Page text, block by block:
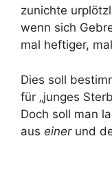
zunichte
wenn sich
mal heftiger,
Dies soll
für „junges
Doch soll man
aus einerund